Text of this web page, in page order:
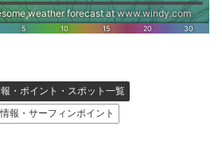
・ポイント・スポット一覧
報・サーフィンポイント